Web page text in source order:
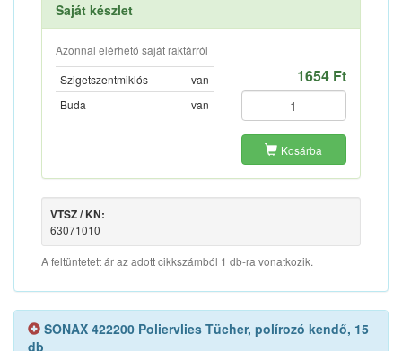
Saját készlet
Azonnal elérhető saját raktárról
Szigetszentmiklós
van
Buda
van
1654 Ft
Kosárba
VTSZ / KN:
63071010
A feltüntetett ár az adott cikkszámból 1 db-ra vonatkozik.
SONAX 422200 Poliervlies Tücher, polírozó kendő, 15
db